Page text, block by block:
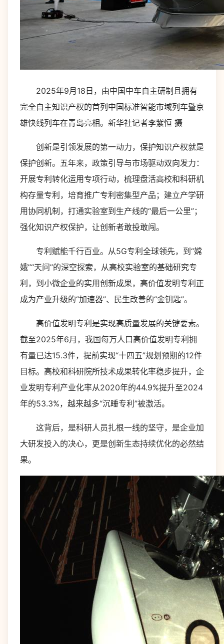
2025年9月18日，由中国中车自主研制且拥有
完全自主知识产权的首列中国标准智能市域列车暨京
雄快线列车在青岛亮相。新华社记者李紫恒 摄
创新是引领发展的第一动力，保护知识产权就是
保护创新。五年来，政策引导与市场驱动双向发力：
开展专利转化运用专项行动，梳理盘活高校和科研机
构存量专利，培育推广专利密集型产品；建立产学研
用协同机制，打通实验室到生产线的“最后一公里”；
强化知识产权保护，让创新者敢投敢闯。
专利赋能千行百业。从5G专利全球领先，到“嫦
娥”“天问”的深空探索，从高校实验室的基础研究专
利，到小微企业的实用创新成果，高价值发明专利正
成为产业升级的“加速器”、民生改善的“金钥匙”。
高价值发明专利是实现高质量发展的关键要素。
截至2025年6月，我国每万人口高价值发明专利拥
有量已达15.3件，提前实现“十四五”规划预期的12件
目标。高校和科研院所技术成果转化率稳步提升，企
业发明专利产业化率从2020年的44.9%提升至2024
年的53.3%，越来越多“沉睡专利”被激活。
这背后，是科研人员扎根一线的坚守，是企业加
大研发投入的决心，更是创新生态持续优化的必然结
果。